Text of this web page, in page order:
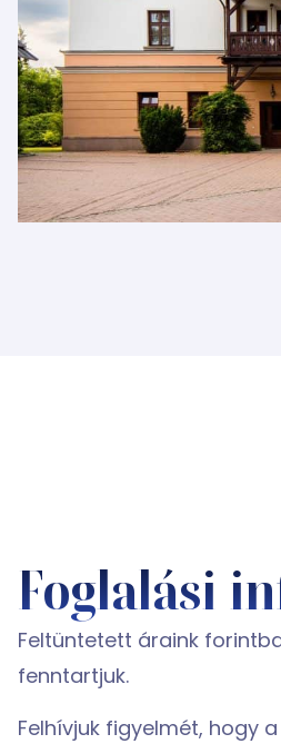
Foglalási
Feltüntetett áraink
fenntartjuk.
Felhívjuk figyelmét, hogy